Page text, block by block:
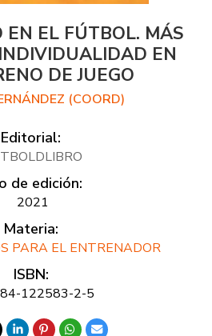
EN EL FÚTBOL. MÁS
EN
DE JUEGO
(COORD)
Editorial:
de edición:
2021
Materia:
PARA EL ENTRENADOR
ISBN:
122583-2-5